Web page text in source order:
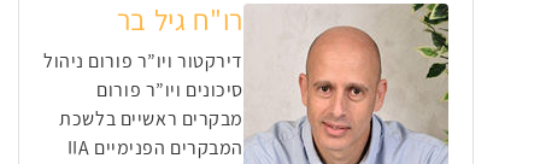
רו"ח גיל בר
דירקטור ויו”ר פורום ניהול
סיכונים ויו”ר פורום
מבקרים ראשיים בלשכת
המבקרים הפנימיים IIA